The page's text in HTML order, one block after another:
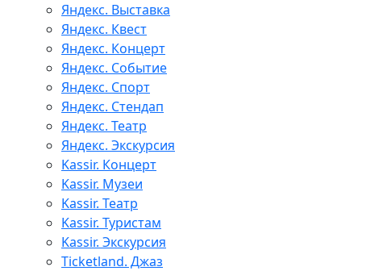
Яндекс. Выставка
Яндекс. Квест
Яндекс. Концерт
Яндекс. Событие
Яндекс. Спорт
Яндекс. Стендап
Яндекс. Театр
Яндекс. Экскурсия
Kassir. Концерт
Kassir. Музеи
Kassir. Театр
Kassir. Туристам
Kassir. Экскурсия
Ticketland. Джаз